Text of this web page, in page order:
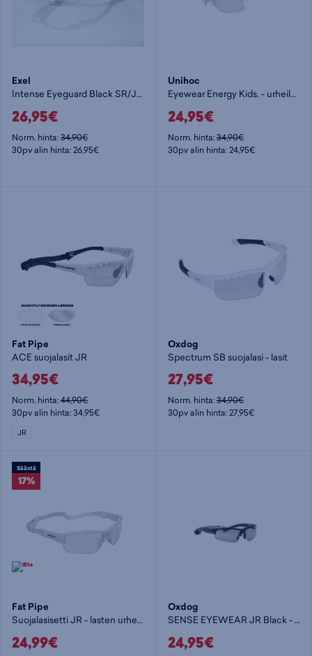
Exel
Intense Eyeguard Black SR/JR - urheilulasit
26,95€
Norm. hinta:34,90€
30pv alin hinta: 26,95€
Unihoc
Eyewear Energy Kids. - urheilulasit
24,95€
Norm. hinta:34,90€
30pv alin hinta: 24,95€
Fat Pipe
ACE suojalasit JR
34,95€
Norm. hinta:44,90€
30pv alin hinta: 34,95€
JR
Oxdog
Spectrum SB suojalasi - lasit
27,95€
Norm. hinta:34,90€
30pv alin hinta: 27,95€
Säästä
17%
Fat Pipe
Suojalasisetti JR - lasten urheilulasit
24,99€
Oxdog
SENSE EYEWEAR JR Black - urheilulasit
24,95€